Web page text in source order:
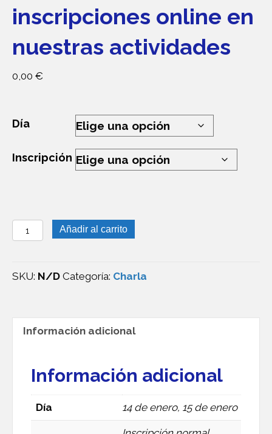
inscripciones online en
nuestras actividades
0,00 €
Día
Inscripción
Charlas
explicativas
para
online
actividades
Añadir al carrito
SKU: N/D Categoría: Charla
Información adicional
Información adicional
Día 14 de enero, 15 de enero